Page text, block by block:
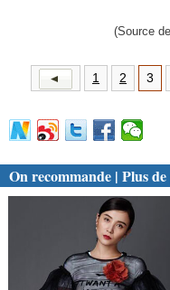
SCI&TECH
TOURISME
DOSSIERS
VIDÉOS
(Source
1 2 3
On recommande | Plus